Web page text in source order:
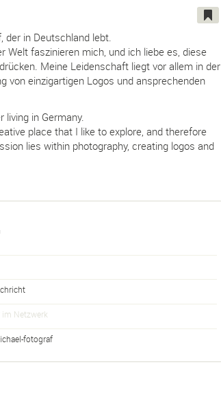
der in Deutschland lebt.
Welt faszinieren mich, und ich liebe es, diese
Meine Leidenschaft liegt vor allem in der
von einzigartigen Logos und ansprechenden
in Germany.
place that I like to explore, and therefore
lies within photography, creating logos and
Netzwerk
fotograf